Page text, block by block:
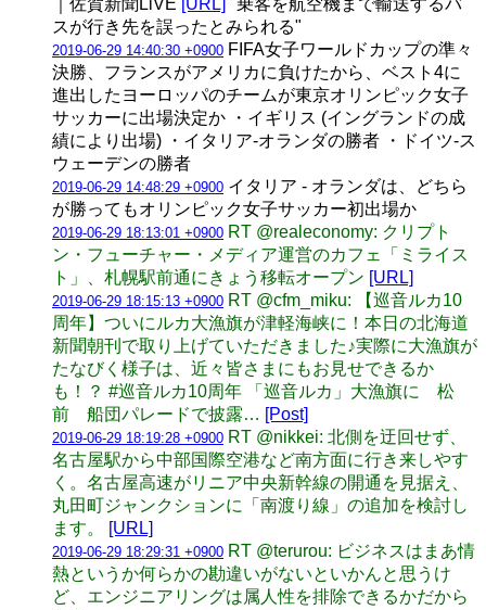
スが行き先を誤ったとみられる"
2019-06-29 14:40:30 +0900 FIFA女子ワールドカップの準々
決勝、フランスがアメリカに負けたから、ベスト4に
進出したヨーロッパのチームが東京オリンピック女子
サッカーに出場決定か ・イギリス (イングランドの成
績により出場) ・イタリア-オランダの勝者 ・ドイツ-ス
ウェーデンの勝者
2019-06-29 14:48:29 +0900 イタリア - オランダは、どちら
が勝ってもオリンピック女子サッカー初出場か
2019-06-29 18:13:01 +0900 RT @realeconomy: クリプト
ン・フューチャー・メディア運営のカフェ「ミライス
ト」、札幌駅前通にきょう移転オープン [URL]
2019-06-29 18:15:13 +0900 RT @cfm_miku: 【巡音ルカ10
周年】ついにルカ大漁旗が津軽海峡に！本日の北海道
新聞朝刊で取り上げていただきました♪実際に大漁旗が
たなびく様子は、近々皆さまにもお見せできるか
も！？ #巡音ルカ10周年 「巡音ルカ」大漁旗に 松
前 船団パレードで披露… [Post]
2019-06-29 18:19:28 +0900 RT @nikkei: 北側を迂回せず、
名古屋駅から中部国際空港など南方面に行き来しやす
く。名古屋高速がリニア中央新幹線の開通を見据え、
丸田町ジャンクションに「南渡り線」の追加を検討し
ます。
[URL]
2019-06-29 18:29:31 +0900 RT @terurou: ビジネスはまあ情
熱というか何らかの勘違いがないといかんと思うけ
ど、エンジニアリングは属人性を排除できるかだから